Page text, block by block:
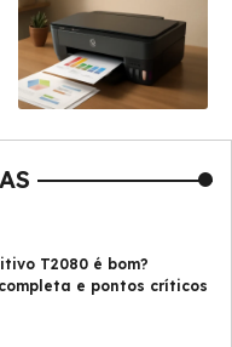
T2080 é bom?
e pontos críticos